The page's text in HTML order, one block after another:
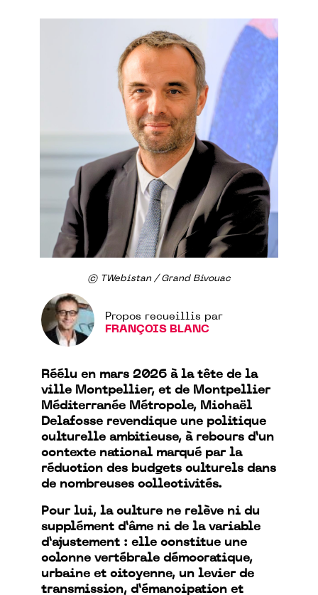
© TWebistan / Grand Bivouac
Propos recueillis par
FRANÇOIS BLANC
Réélu en mars 2026 à la tête de la
ville Montpellier, et de Montpellier
Méditerranée Métropole, Michaël
Delafosse revendique une politique
culturelle ambitieuse, à rebours d’un
contexte national marqué par la
réduction des budgets culturels dans
de nombreuses collectivités.
Pour lui, la culture ne relève ni du
supplément d’âme ni de la variable
d’ajustement : elle constitue une
colonne vertébrale démocratique,
urbaine et citoyenne, un levier de
transmission, d’émancipation et